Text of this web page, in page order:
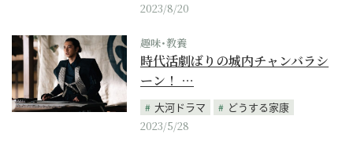
2023/8/20
趣味･教養
時代活劇ばりの城内チャンバラシ
ーン！ …
大河ドラマ
どうする家康
2023/5/28